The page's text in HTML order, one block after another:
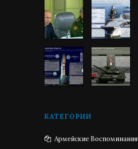
КАТЕГОРИИ
Армейские Воспоминания